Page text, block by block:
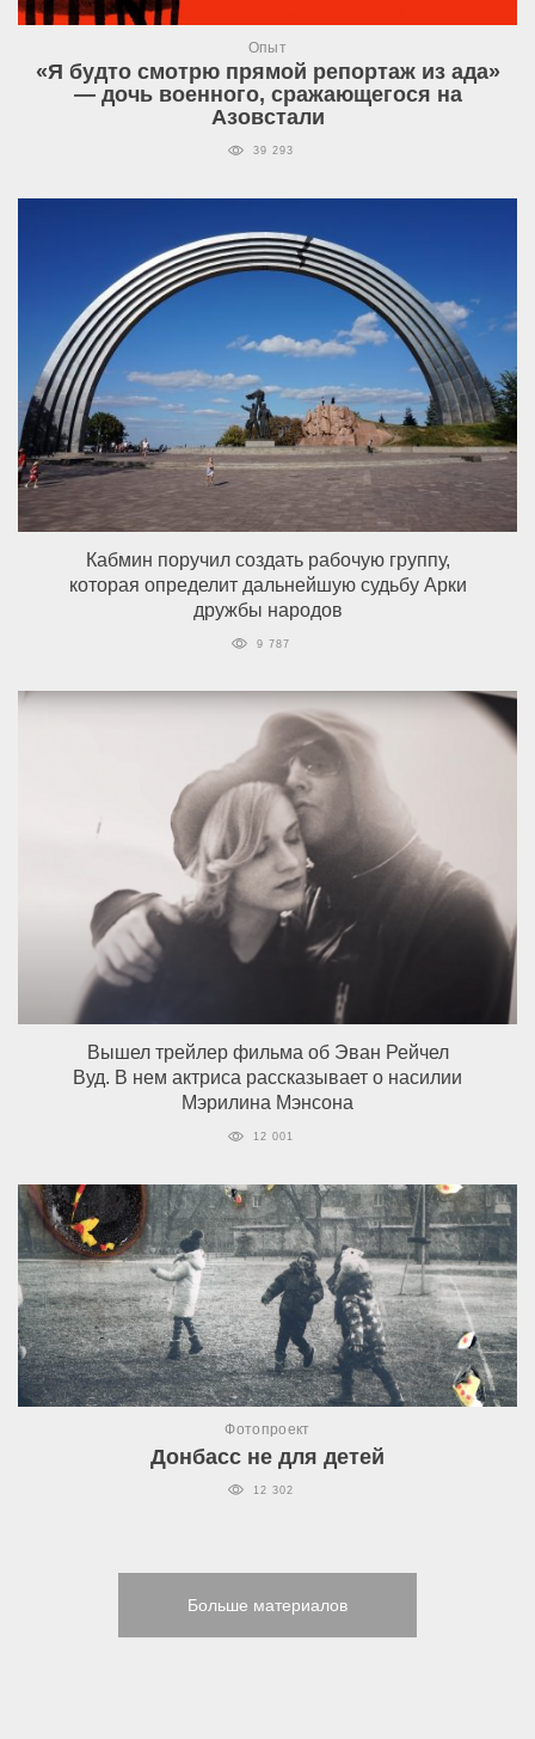
Опыт
«Я будто смотрю прямой репортаж из ада»
— дочь военного, сражающегося на
Азовстали
39 293
Кабмин поручил создать рабочую группу,
которая определит дальнейшую судьбу Арки
дружбы народов
9 787
Вышел трейлер фильма об Эван Рейчел
Вуд. В нем актриса рассказывает о насилии
Мэрилина Мэнсона
12 001
Фотопроект
Донбасс не для детей
12 302
Больше материалов